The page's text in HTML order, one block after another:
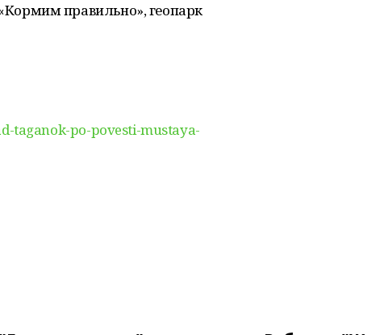
правильно», геопарк
taganok-po-povesti-mustaya-